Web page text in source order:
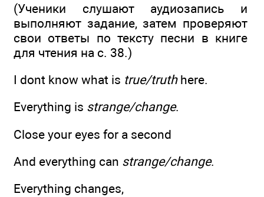
(Ученики слушают аудиозапись и
выполняют задание, затем проверяют
свои ответы по тексту песни в книге
для чтения на с. 38.)
I dont know what is true/truthhere.
Everything is strange/change.
Close your eyes for a second
And everything can strange/change.
Everything changes,